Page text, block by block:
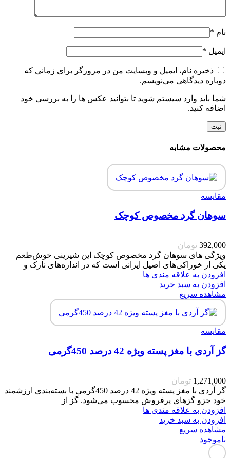
نام *
ایمیل *
ذخیره نام، ایمیل و وبسایت من در مرورگر برای زمانی که
دوباره دیدگاهی می‌نویسم.
شما باید وارد سیستم شوید تا بتوانید عکس ها را به بررسی خود
اضافه کنید.
محصولات مشابه
مقایسه
سوهان گرد مخصوص کوچک
392,000 تومان
ویژگی های سوهان گرد مخصوص کوچک این شیرینی خوش‌طعم
یکی از خوراکی‌های اصیل ایرانی است که در اندازه‌های نازک و
افزودن به علاقه مندی ها
افزودن به سبد خرید
مشاهده سریع
مقایسه
گز آردی با مغز پسته ویژه 42 درصد 450گرمی
1,271,000 تومان
گز آردی با مغز پسته ویژه 42 درصد 450گرمی با بسته‌بندی ارزشمند
خود جزو گزهای پرفروش محسوب می‌شود. گز از
افزودن به علاقه مندی ها
افزودن به سبد خرید
مشاهده سریع
ناموجود